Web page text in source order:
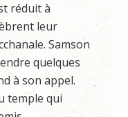
réduit à
leur
Samson
quelques
à son appel.
temple qui